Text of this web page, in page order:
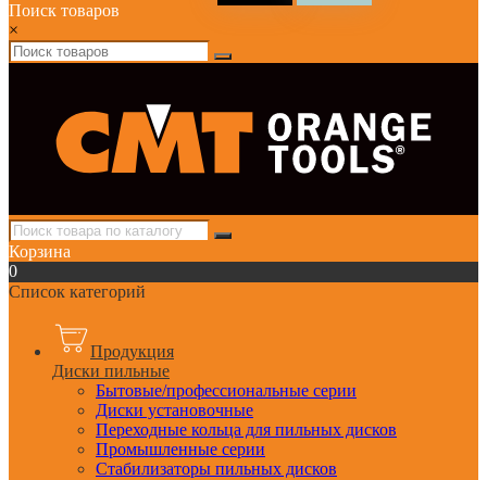
Поиск товаров
×
Корзина
0
Список категорий
Продукция
Диски пильные
Бытовые/профессиональные серии
Диски установочные
Переходные кольца для пильных дисков
Промышленные серии
Стабилизаторы пильных дисков